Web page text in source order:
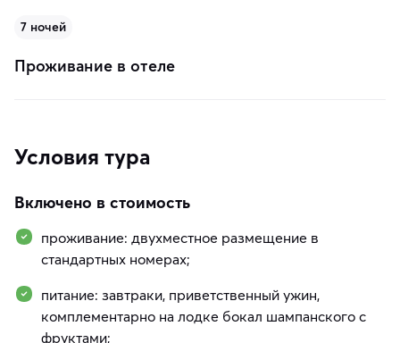
7 ночей
Проживание в отеле
Условия тура
Включено в стоимость
проживание: двухместное размещение в
стандартных номерах;
питание: завтраки, приветственный ужин,
комплементарно на лодке бокал шампанского с
фруктами;